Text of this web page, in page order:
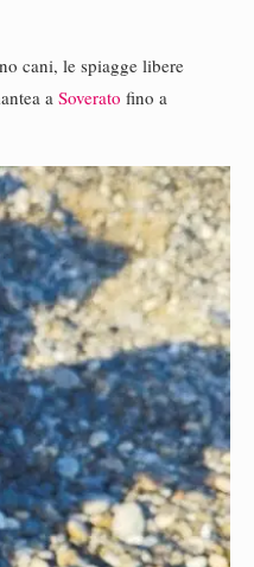
cani, le spiagge libere
aSoverato fino a